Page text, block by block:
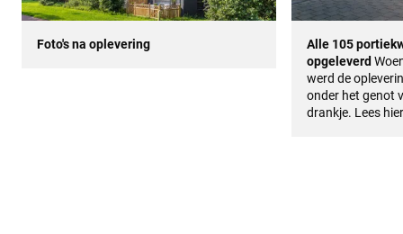
Foto's na oplevering
Alle 105
opgeleverd
werd de
onder het genot
drankje. Lees hier